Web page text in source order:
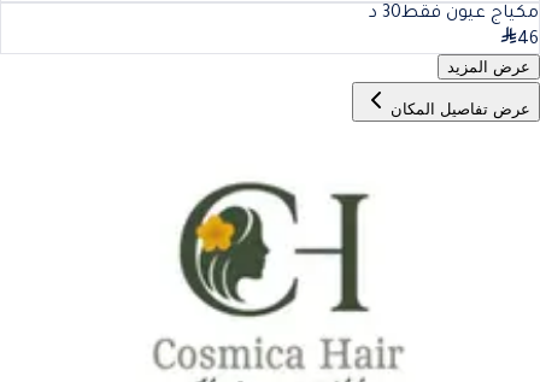
مكياج عيون فقط30 د
46
عرض المزيد
عرض تفاصيل المكان